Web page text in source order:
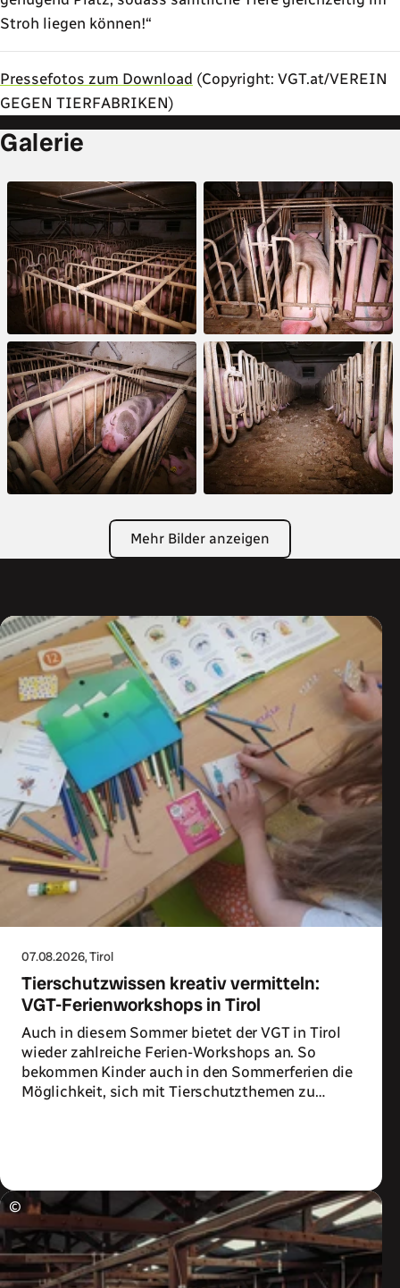
Stroh liegen können!
Pressefotos zum Download (Copyright: VGT.at/VEREIN
GEGEN TIERFABRIKEN)
Galerie
Mehr Bilder anzeigen
07.08.2026, Tirol
Tierschutzwissen kreativ vermitteln:
VGT-Ferienworkshops in Tirol
Auch in diesem Sommer bietet der VGT in Tirol
wieder zahlreiche Ferien-Workshops an. So
bekommen Kinder auch in den Sommerferien die
Möglichkeit, sich mit Tierschutzthemen zu
©